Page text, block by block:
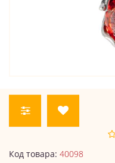
Код товара: 40098